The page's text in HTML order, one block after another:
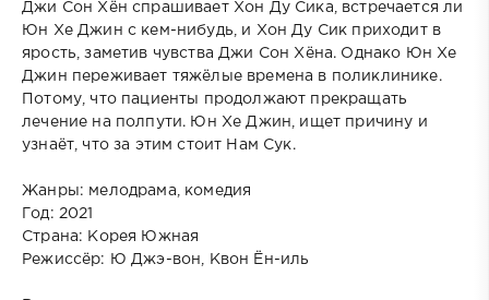
Джи Сон Хён спрашивает Хон Ду Сика, встречается ли
Юн Хе Джин с кем-нибудь, и Хон Ду Сик приходит в
ярость, заметив чувства Джи Сон Хёна. Однако Юн Хе
Джин переживает тяжёлые времена в поликлинике.
Потому, что пациенты продолжают прекращать
лечение на полпути. Юн Хе Джин, ищет причину и
узнаёт, что за этим стоит Нам Сук.
Жанры: мелодрама, комедия
Год: 2021
Страна: Корея Южная
Режиссёр: Ю Джэ-вон, Квон Ён-иль